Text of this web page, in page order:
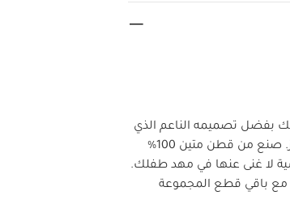
بفضل تصميمه الناعم الذي
يأتيك بسعر رائع ويتوافق مع أي فرشة مهد بالحجم القياسي من ماماز وباباز. صنع من قطن متين 100‏‏%‏
لا غنى عنها في مهد طفلك.
مع باقي قطع المجموعة